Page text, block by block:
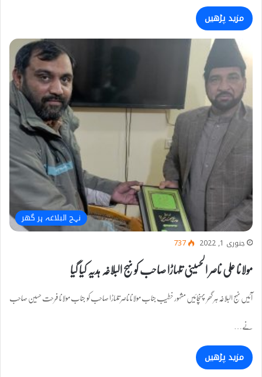
مزید پڑھیں
نہج البلاغہ ہر گھر
جنوری 1, 2022 737
مولانا علی ناصر الحسینی تلہاڑا صاحب کو نہج البلاغہ ہدیہ کیا گیا
آئیں نہج البلاغہ ہر گھر پہنچائیں مشہور خطیب جناب مولانا ناصر تلہاڑا صاحب کو جناب مولانا فرحت حسین صاحب
نے…
مزید پڑھیں